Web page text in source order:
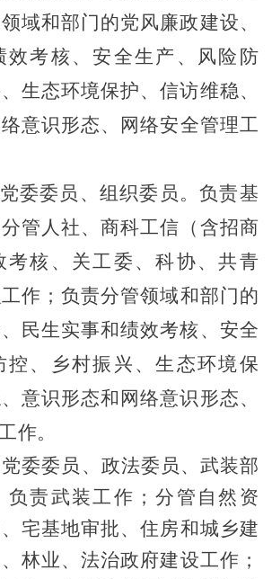
域和部门的党风廉政建设、
效考核、安全生产、风险防
生态环境保护、信访维稳、
意识形态、网络安全管理工
党委委员、组织委员 。负责基
管人社、商科工信（含招商
考核 、 关工委、科协、共青
作 ； 负责分管领域和部门的
民生实事和绩效考核、安全
控、乡村振兴、生态环境保
意识形态和网络意识形态、
作。
党委委员、政法委员、武装部
负责武装工作；分管 自然资
宅基地审批、住房和城乡建
林业、法治政府建设工作 ；